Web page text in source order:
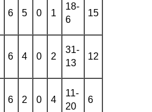
6 5 0 1
18­
6
15
6 4 0 2
31­
13
12
6 2 0 4
11­
20
6